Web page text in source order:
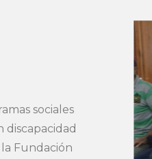
sociales
discapacidad
Fundación